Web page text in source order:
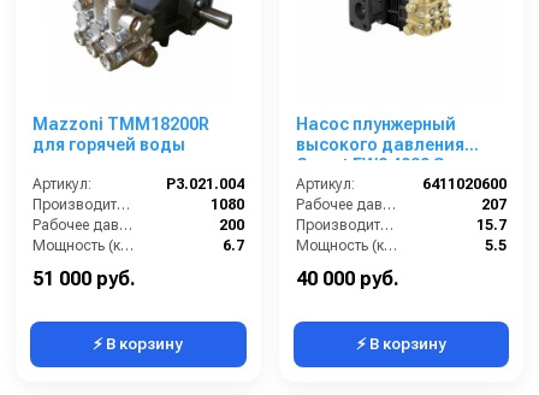
Mazzoni TMM18200R
для горячей воды
Артикул:
P3.021.004
Производительность (л/ч):
1080
Рабочее давление (бар):
200
Мощность (кВт):
6.7
51 000 руб.
⚡ В корзину
Насос плунжерный
высокого давления
Comet FW2 4030 S
(15/210) 1450 об/мин.вал
24мм
Артикул:
6411020600
Рабочее давление (бар):
207
Производительность (л/мин):
15.7
Мощность (кВт):
5.5
Обороты двигателя (об/мин):
40 000 руб.
⚡ В корзину